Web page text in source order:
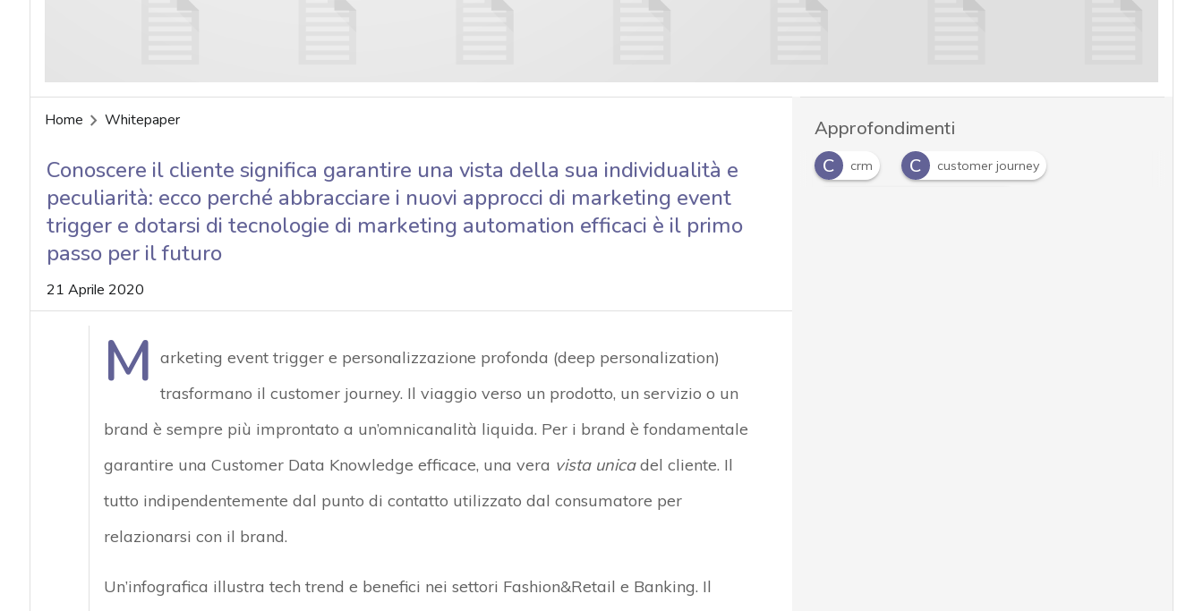
Home Whitepaper
Conoscere il cliente significa garantire una vista della sua individualità e
peculiarità: ecco perché abbracciare i nuovi approcci di marketing event
trigger e dotarsi di tecnologie di marketing automation efficaci è il primo
passo per il futuro
21 Aprile 2020
M arketing event trigger e personalizzazione profonda (deep personalization)
trasformano il customer journey. Il viaggio verso un prodotto, un servizio o un
brand è sempre più improntato a un’omnicanalità liquida. Per i brand è fondamentale
garantire una Customer Data Knowledge efficace, una vera vista unicadel cliente. Il
tutto indipendentemente dal punto di contatto utilizzato dal consumatore per
relazionarsi con il brand.
Un’infografica illustra tech trend e benefici nei settori Fashion&Retail e Banking. Il
Approfondimenti
C
crm C customer journey